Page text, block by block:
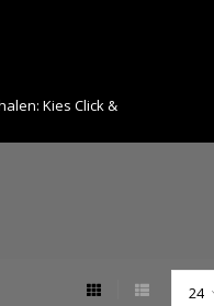
Kies Click &